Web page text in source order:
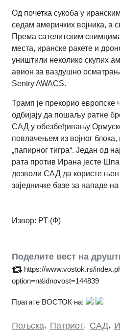
Од почетка сукоба у
седам америчких војника, а
Према сателитским
места, иранске ракете и
уништили неколико скупих
авион за ваздушно
Sentry AWACS.
Трамп је прекорио европске
одбијају да пошаљу ратне
САД у обезбеђивању
повлачењем из војног блока,
„папирног тигра“. Један од
рата против Ирана јесте
дозволи САД да користе
заједничке базе за нападе
Извор: РТ (Ф)
Поделите вест на
https://www.vostok.rs/
option=n&idnovost=144839
Пратите ВОСТОК на:
Пољска, Патриот, САД,